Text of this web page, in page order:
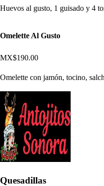
Huevos al gusto, 1 guisado y 4
Omelette Al Gusto
MX$190.00
Omelette con jamón, tocino,
Quesadillas